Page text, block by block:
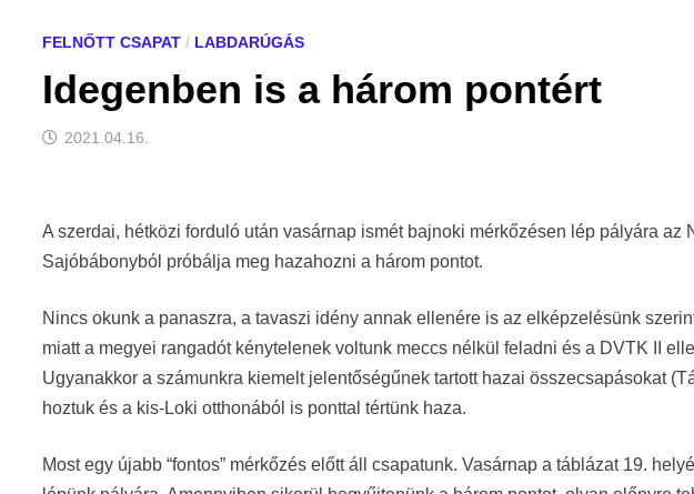
FELNŐTT CSAPAT / LABDARÚGÁS
Idegenben is a három pontért
2021.04.16.
A szerdai, hétközi forduló után vasárnap ismét bajnoki mérkőzésen lép pályára az
Sajóbábonyból próbálja meg hazahozni a három pontot.
Nincs okunk a panaszra, a tavaszi idény annak ellenére is az elképzelésünk
miatt a megyei rangadót kénytelenek voltunk meccs nélkül feladni és a DVTK II
Ugyanakkor a számunkra kiemelt jelentőségűnek tartott hazai összecsapásokat
hoztuk és a kis-Loki otthonából is ponttal tértünk haza.
Most egy újabb “fontos” mérkőzés előtt áll csapatunk. Vasárnap a táblázat 19.